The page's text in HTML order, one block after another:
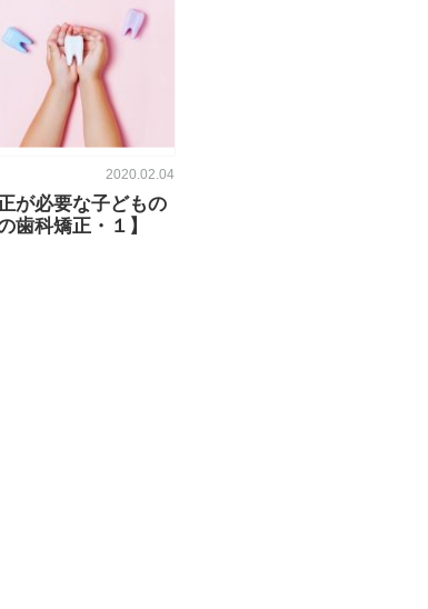
2020.02.04
が必要な子どもの
歯科矯正・１】